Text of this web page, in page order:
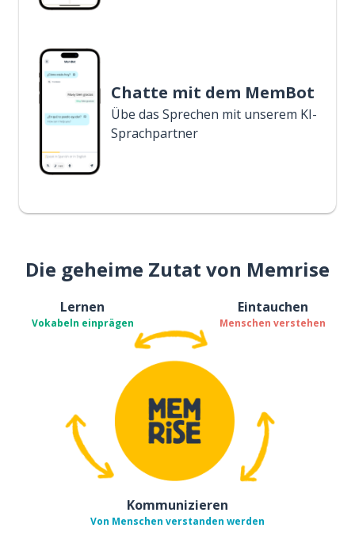
Chatte mit dem MemBot
Übe das Sprechen mit unserem KI-
Sprachpartner
Die geheime Zutat von Memrise
Lernen
Vokabeln einprägen
Eintauchen
Menschen verstehen
Kommunizieren
Von Menschen verstanden werden